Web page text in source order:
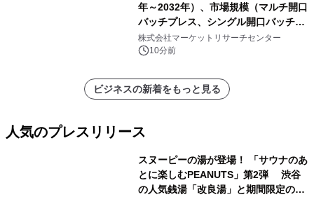
年～2032年）、市場規模（マルチ開口
バッチプレス、シングル開口バッチプ
レス、連続ホットプレスライン、真空
成形、その他）・分析レポートを発表
株式会社マーケットリサーチセンター
10分前
ビジネスの新着をもっと見る
人気のプレスリリース
スヌーピーの湯が登場！ 「サウナのあ
とに楽しむPEANUTS」第2弾 渋谷
の人気銭湯「改良湯」と期間限定のコ